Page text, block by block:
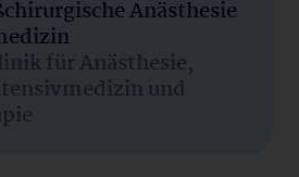
Anästhesie
für Anästhesie,
und